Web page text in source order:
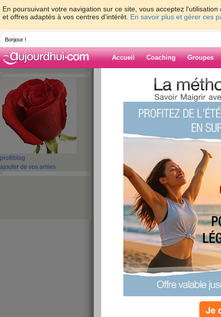
En poursuivant votre navigation sur ce site, vous acceptez
et offres adaptés à vos centres d'intérêt. En savoir plus et gérer ces
Bonjour !
Accueil Coaching Groupes
profil blog
ajouter de vos amies
>
Blog de marj58
3 4
700gr de perdu
trop de fruits et
publié le 15/11/2009 à 07:11
Je